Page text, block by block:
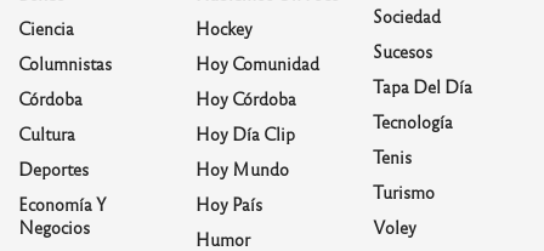
Ciencia
Columnistas
Córdoba
Cultura
Deportes
Economía Y
Negocios
Hockey
Hoy Comunidad
Hoy Córdoba
Hoy Día Clip
Hoy Mundo
Hoy País
Humor
Sociedad
Sucesos
Tapa Del Día
Tecnología
Tenis
Turismo
Voley